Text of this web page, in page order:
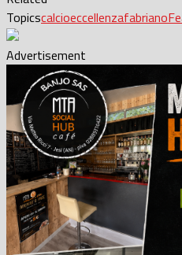
Topicscalcioeccellenzafabriano
Advertisement